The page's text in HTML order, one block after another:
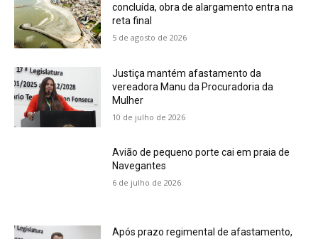
concluída, obra de alargamento entra na
reta final
5 de agosto de 2026
Justiça mantém afastamento da
vereadora Manu da Procuradoria da
Mulher
10 de julho de 2026
Avião de pequeno porte cai em praia de
Navegantes
6 de julho de 2026
Após prazo regimental de afastamento,